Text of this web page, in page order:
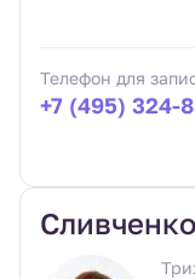
Телефон для
+7 (495) 324-